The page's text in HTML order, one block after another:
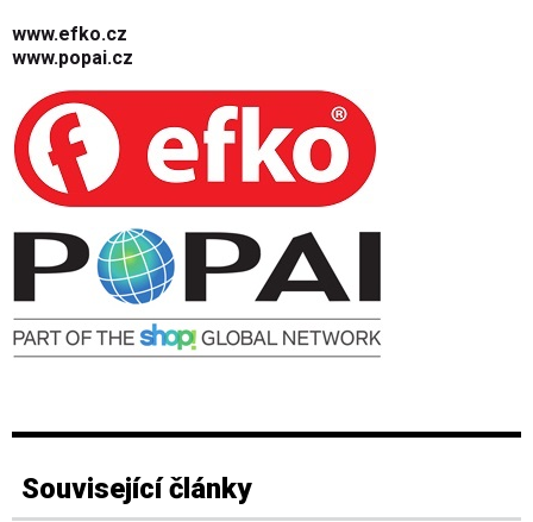
www.efko.cz
www.popai.cz
Související články